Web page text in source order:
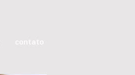
contato